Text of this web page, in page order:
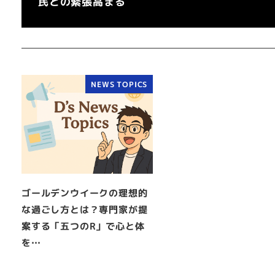
NEWS TOPICS
ゴールデンウイークの理想的
な過ごし方とは？専門家が提
案する「五つのR」で心と体
を…